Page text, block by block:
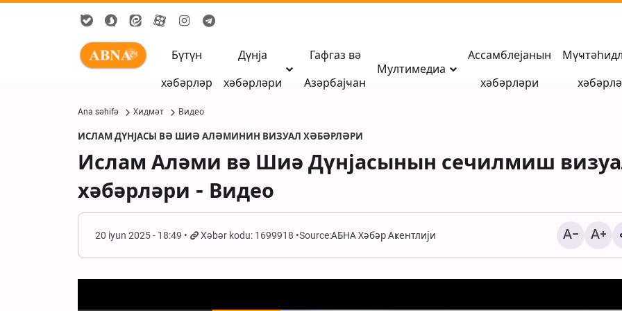
Бүтүн
хәбәрләр
Дүнја
хәбәрләри
Гафгаз вә
Азәрбајҹан
Мултимедиа
Ассамблејанын
хәбәрләри
Ana səhifə Хидмәт Видео
ИСЛАМ ДҮНЈАСЫ ВӘ ШИӘ АЛӘМИНИН ВИЗУАЛ ХӘБӘРЛӘРИ
Ислам Аләми вә Шиә Дүнјасынын сечилмиш
хәбәрләри - Видео
20 iyun 2025 - 18:49 Xəbər kodu: 1699918 Source:АБНА Хәбәр Аҝентлији
АБШ ишғалчы